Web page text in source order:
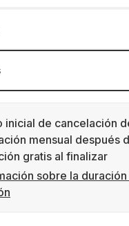
inicial de cancelación
mensual después
gratis al finalizar
sobre la duración